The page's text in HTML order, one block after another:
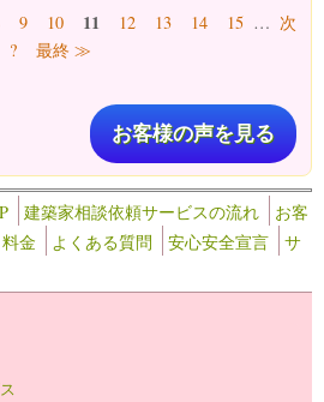
9 10 11 12 13 14 15 … 次
?
最終 ≫
お客様の声を見る
建築家相談依頼サービスの流れ
お客
料金 よくある質問 安心安全宣言
サ